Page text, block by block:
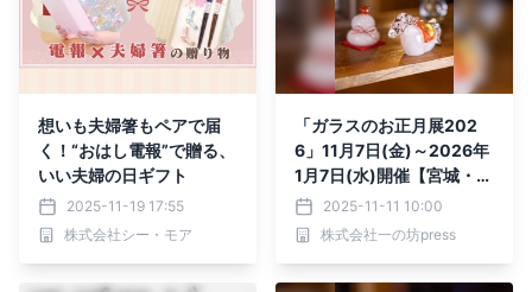
想いも夫婦箸もペアで届
く！“おはし電報”で贈る、
いい夫婦の日ギフト
2025-11-19 17:55
株式会社シー・モア
「ガラスのお正月展202
6」11月7日(金)～2026年
1月7日(水)開催【宮城・日
本三景松島】
2025-11-11 10:00
株式会社一の坊press